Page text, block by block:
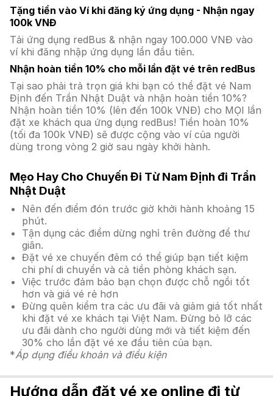
Tặng tiền vào Ví khi đăng ký ứng dụng - Nhận ngay
100k VNĐ
Tải ứng dụng redBus & nhận ngay 100.000 VNĐ vào
ví khi đăng nhập ứng dụng lần đầu tiên.
Nhận hoàn tiền 10% cho mỗi lần đặt vé trên redBus
Tại sao phải trả trọn giá khi bạn có thể đặt vé Nam
Định đến Trần Nhật Duật và nhận hoàn tiền 10%?
Nhận hoàn tiền 10% (lên đến 100k VNĐ) cho MỌI lần
đặt xe khách qua ứng dụng redBus! Tiền hoàn 10%
(tối đa 100k VNĐ) sẽ được cộng vào ví của người
dùng trong vòng 2 giờ sau ngày khởi hành.
Mẹo Hay Cho Chuyến Đi Từ Nam Định đi Trần
Nhật Duật
Nên đến điểm đón trước giờ khởi hành khoảng 15
phút.
Tận dụng các điểm dừng nghỉ trên đường để thư
giãn.
Đặt vé xe chuyến đêm có thể giúp bạn tiết kiệm
chi phí di chuyển và cả tiền phòng khách sạn.
Việc trước đảm bảo bạn chọn được chỗ ngồi tốt
hơn và giá vé rẻ hơn
Đừng quên kiểm tra các ưu đãi và giảm giá tốt nhất
khi đặt vé xe khách tại Việt Nam. Đừng bỏ lỡ các
ưu đãi dành cho người dùng mới và tiết kiệm đến
30% cho lần đặt vé xe đầu tiên của bạn.
*Áp dụng điều khoản và điều kiện
Hướng dẫn đặt vé xe online đi từ